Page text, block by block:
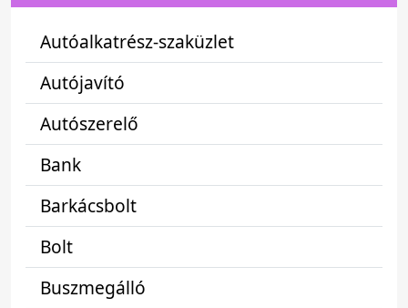
Autóalkatrész-szaküzlet
Autójavító
Autószerelő
Bank
Barkácsbolt
Bolt
Buszmegálló